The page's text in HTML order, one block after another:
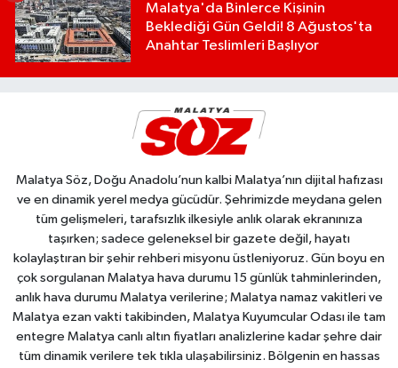
Malatya'da Binlerce Kişinin
Beklediği Gün Geldi! 8 Ağustos'ta
Anahtar Teslimleri Başlıyor
Malatya Söz, Doğu Anadolu’nun kalbi Malatya’nın dijital hafızası
ve en dinamik yerel medya gücüdür. Şehrimizde meydana gelen
tüm gelişmeleri, tarafsızlık ilkesiyle anlık olarak ekranınıza
taşırken; sadece geleneksel bir gazete değil, hayatı
kolaylaştıran bir şehir rehberi misyonu üstleniyoruz. Gün boyu en
çok sorgulanan Malatya hava durumu 15 günlük tahminlerinden,
anlık hava durumu Malatya verilerine; Malatya namaz vakitleri ve
Malatya ezan vakti takibinden, Malatya Kuyumcular Odası ile tam
entegre Malatya canlı altın fiyatları analizlerine kadar şehre dair
tüm dinamik verilere tek tıkla ulaşabilirsiniz. Bölgenin en hassas